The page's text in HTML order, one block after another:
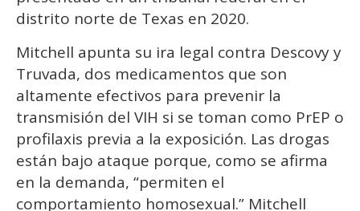
distrito norte de Texas en 2020.
Mitchell apunta su ira legal contra Descovy y
Truvada, dos medicamentos que son
altamente efectivos para prevenir la
transmisión del VIH si se toman como PrEP o
profilaxis previa a la exposición. Las drogas
están bajo ataque porque, como se afirma
en la demanda, “permiten el
comportamiento homosexual.” Mitchell